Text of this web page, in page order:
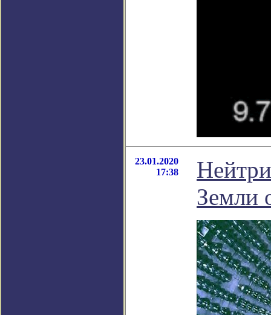
23.01.2020
17:38
Земли